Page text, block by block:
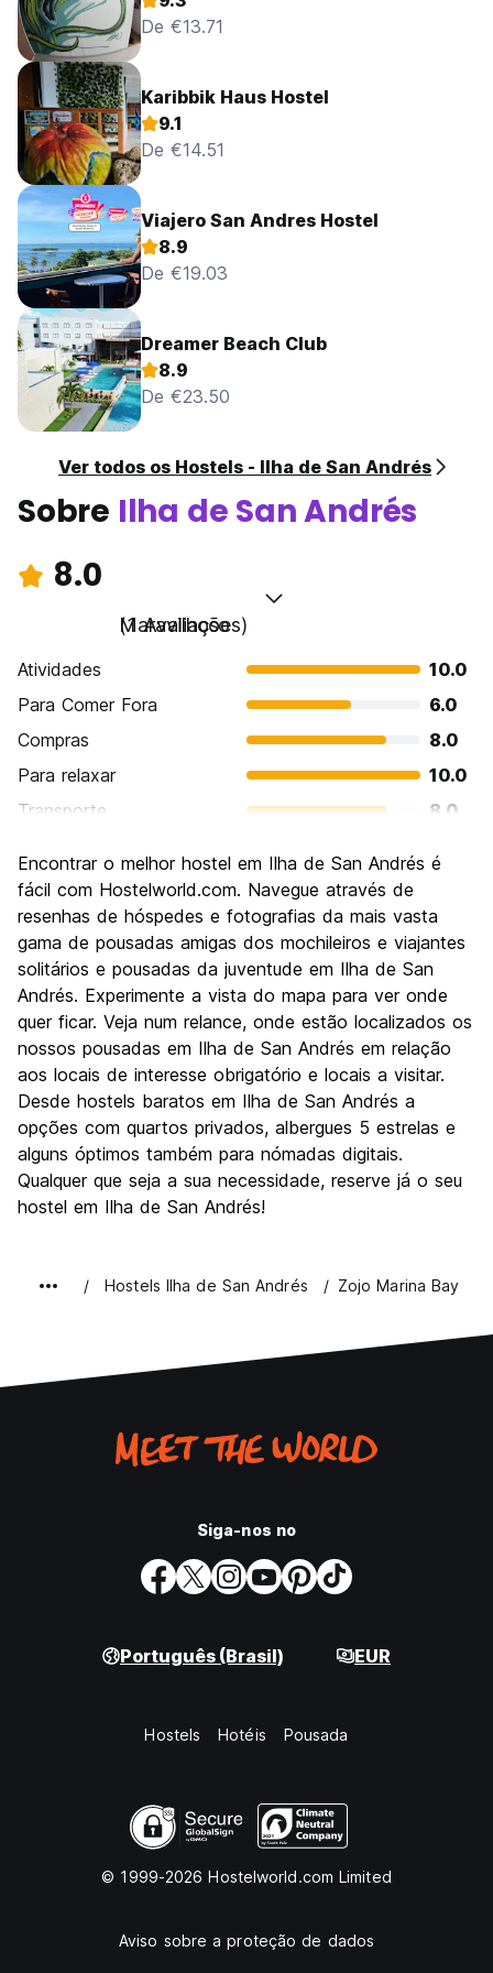
De €13.71
Karibbik Haus Hostel
9.1
De €14.51
Viajero San Andres Hostel
8.9
De €19.03
Dreamer Beach Club
8.9
De €23.50
Ver todos os Hostels - Ilha de San Andrés
Sobre Ilha de San Andrés
8.0
Maravilhoso
(1 Avaliações)
Atividades
10.0
Para Comer Fora
6.0
Compras
8.0
Para relaxar
10.0
Transporte
8.0
Cultura
Festas / vida noturna
8.0
Custo-beneficio
10.0
Encontrar o melhor hostel em Ilha de San Andrés é
fácil com Hostelworld.com. Navegue através de
resenhas de hóspedes e fotografias da mais vasta
gama de pousadas amigas dos mochileiros e viajantes
solitários e pousadas da juventude em Ilha de San
Andrés. Experimente a vista do mapa para ver onde
quer ficar. Veja num relance, onde estão localizados os
nossos pousadas em Ilha de San Andrés em relação
aos locais de interesse obrigatório e locais a visitar.
Desde hostels baratos em Ilha de San Andrés a
opções com quartos privados, albergues 5 estrelas e
alguns óptimos também para nómadas digitais.
Qualquer que seja a sua necessidade, reserve já o seu
hostel em Ilha de San Andrés!
Hostels Ilha de San Andrés Zojo Marina Bay
Siga-nos no
Português (Brasil) EUR
Hostels Hotéis Pousada
© 1999-2026 Hostelworld.com Limited
Aviso sobre a proteção de dados